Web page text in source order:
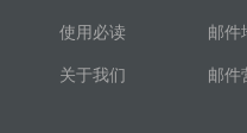
使用必读
关于我们
邮件
邮件